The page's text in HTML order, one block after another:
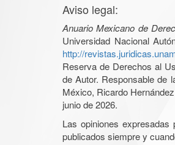
Aviso legal:
Anuario Mexicano de
Universidad Nacional
http://
Reserva de Derechos al
de Autor. Responsable de
México, Ricardo
junio de 2026.
Las opiniones
publicados siempre y